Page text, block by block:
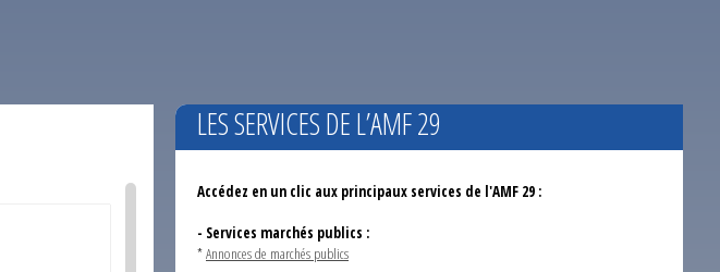
LES SERVICES DE L’AMF 29
Accédez en un clic aux principaux services de l'AMF 29 :
- Services marchés publics :
*Annonces de marchés publics